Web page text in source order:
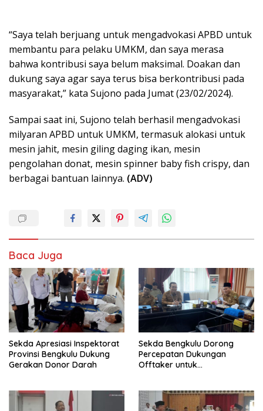
“Saya telah berjuang untuk mengadvokasi APBD untuk
membantu para pelaku UMKM, dan saya merasa
bahwa kontribusi saya belum maksimal. Doakan dan
dukung saya agar saya terus bisa berkontribusi pada
masyarakat,” kata Sujono pada Jumat (23/02/2024).
Sampai saat ini, Sujono telah berhasil mengadvokasi
milyaran APBD untuk UMKM, termasuk alokasi untuk
mesin jahit, mesin giling daging ikan, mesin
pengolahan donat, mesin spinner baby fish crispy, dan
berbagai bantuan lainnya. (ADV)
Baca Juga
Sekda Apresiasi Inspektorat
Provinsi Bengkulu Dukung
Gerakan Donor Darah
Sekda Bengkulu Dorong
Percepatan Dukungan
Offtaker untuk